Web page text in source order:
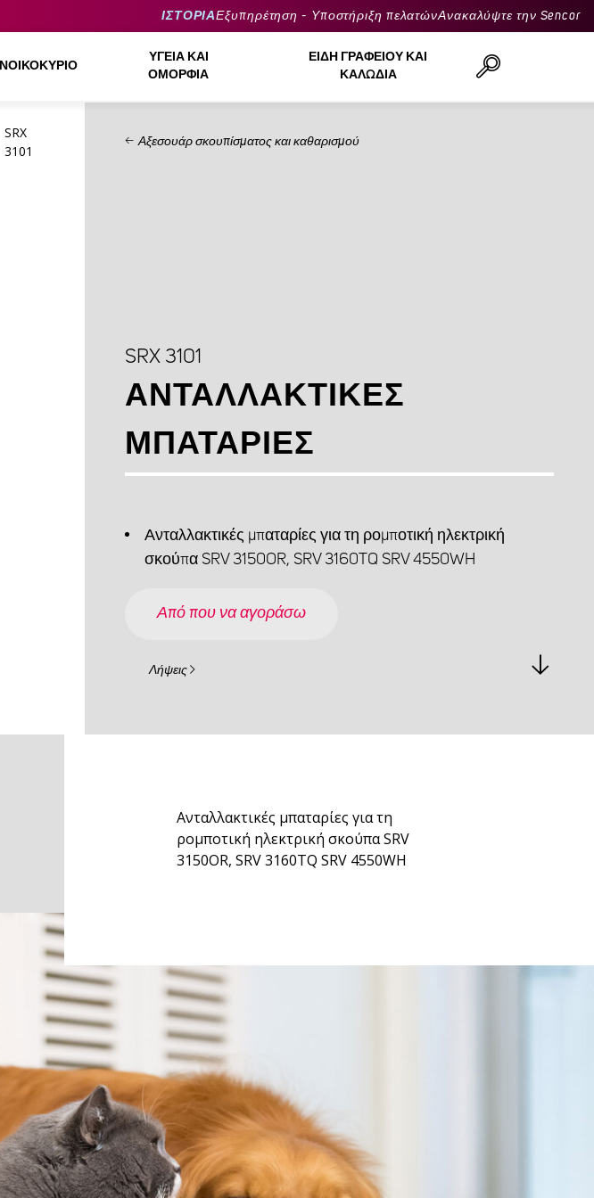
ΙΣΤΟΡΙΑΕξυπηρέτηση - Υποστήριξη πελατώνΑνακαλύψτε την Sencor
ΝΟΙΚΟΚΥΡΙΌ
ΥΓΕΊΑ ΚΑΙ
ΟΜΟΡΦΙΆ
ΕΊΔΗ ΓΡΑΦΕΊΟΥ ΚΑΙ
ΚΑΛΏΔΙΑ
SRX
3101
Αξεσουάρ σκουπίσματος και καθαρισμού
SRX 3101
ΑΝΤΑΛΛΑΚΤΙΚΈΣ
ΜΠΑΤΑΡΊΕΣ
Ανταλλακτικές μπαταρίες για τη ρομποτική ηλεκτρική
σκούπα SRV 3150OR, SRV 3160TQ SRV 4550WH
Από που να αγοράσω
Λήψεις
Ανταλλακτικές μπαταρίες για τη
ρομποτική ηλεκτρική σκούπα SRV
3150OR, SRV 3160TQ SRV 4550WH